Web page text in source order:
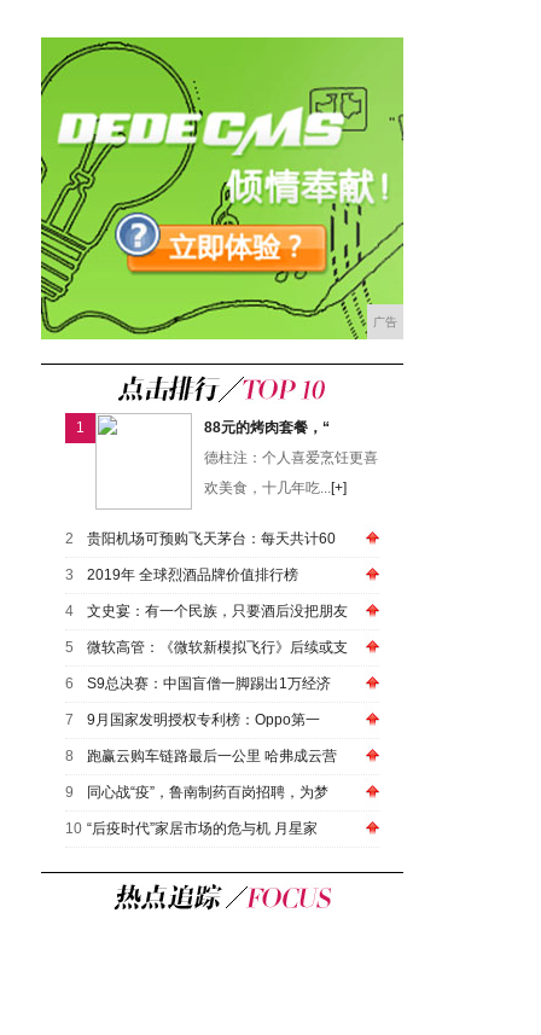
广告
1
88元的烤肉套餐，“
德柱注：个人喜爱烹饪更喜
欢美食，十几年吃...[+]
2 贵阳机场可预购飞天茅台：每天共计60
3 2019年 全球烈酒品牌价值排行榜
4 文史宴：有一个民族，只要酒后没把朋友
5 微软高管：《微软新模拟飞行》后续或支
6 S9总决赛：中国盲僧一脚踢出1万经济
7 9月国家发明授权专利榜：Oppo第一
8 跑赢云购车链路最后一公里 哈弗成云营
9 同心战“疫”，鲁南制药百岗招聘，为梦
10 “后疫时代”家居市场的危与机 月星家